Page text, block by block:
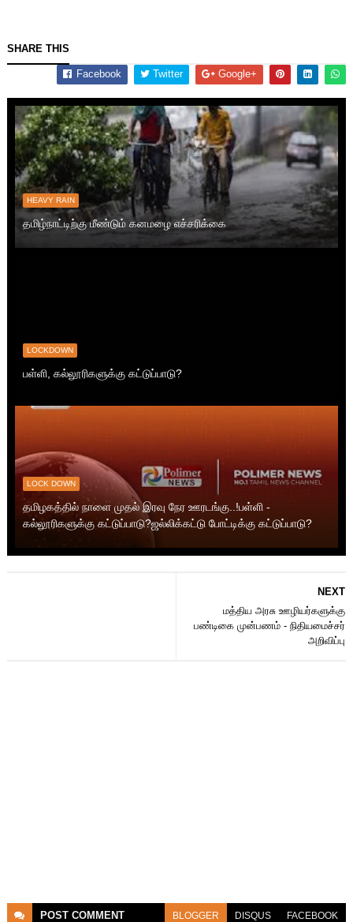
SHARE THIS
Facebook Twitter Google+
HEAVY RAIN
தமிழ்நாட்டிற்கு மீண்டும் கனமழை எச்சரிக்கை
LOCKDOWN
பள்ளி, கல்லூரிகளுக்கு கட்டுப்பாடு?
LOCK DOWN
தமிழகத்தில் நாளை முதல் இரவு நேர ஊரடங்கு..!பள்ளி -
கல்லூரிகளுக்கு கட்டுப்பாடு?ஜல்லிக்கட்டு போட்டிக்கு கட்டுப்பாடு?
NEXT
மத்திய அரசு ஊழியர்களுக்கு
பண்டிகை முன்பணம் - நிதியமைச்சர்
அறிவிப்பு
POST COMMENT BLOGGER DISQUS FACEBOOK